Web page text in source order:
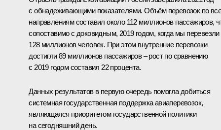
с обнадеживающими показателями. Объём перевозок по
направлениям составил около 112 миллионов пассажиров,
сопоставимо с доковидным, 2019 годом, когда мы перевезли
128 миллионов человек. При этом внутренние перевозки
достигли 89 миллионов пассажиров – рост по сравнению
с 2019 годом составил 22 процента.
Данных результатов в первую очередь помогла добиться
системная государственная поддержка авиаперевозок,
являющаяся приоритетом государственной политики
на сегодняшний день.